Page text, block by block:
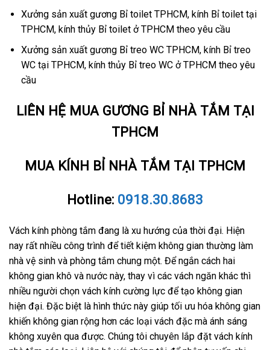
Xưởng sản xuất gương Bỉ toilet TPHCM, kính Bỉ toilet tại
TPHCM, kính thủy Bỉ toilet ở TPHCM theo yêu cầu
Xưởng sản xuất gương Bỉ treo WC TPHCM, kính Bỉ treo
WC tại TPHCM, kính thủy Bỉ treo WC ở TPHCM theo yêu
cầu
LIÊN HỆ MUA GƯƠNG BỈ NHÀ TẮM TẠI
TPHCM
MUA KÍNH BỈ NHÀ TẮM TẠI TPHCM
Hotline: 0918.30.8683
Vách kính phòng tắm đang là xu hướng của thời đại. Hiện
nay rất nhiều công trình để tiết kiệm không gian thường làm
nhà vệ sinh và phòng tắm chung một. Để ngắn cách hai
không gian khô và nước này, thay vì các vách ngăn khác thì
nhiều người chọn vách kính cường lực để tạo không gian
hiện đại. Đặc biệt là hình thức này giúp tối ưu hóa không gian
khiến không gian rộng hơn các loại vách đặc mà ánh sáng
không xuyên qua được. Chúng tôi chuyên lắp đặt vách kính